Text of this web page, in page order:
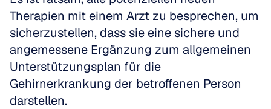
Therapien mit einem Arzt zu besprechen, um
sicherzustellen, dass sie eine sichere und
angemessene Ergänzung zum allgemeinen
Unterstützungsplan für die
Gehirnerkrankung der betroffenen Person
darstellen.